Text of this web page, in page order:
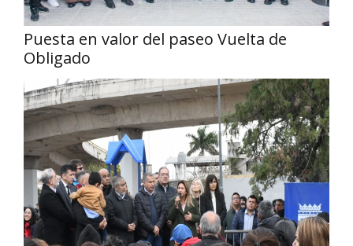
Puesta en valor del paseo Vuelta de
Obligado